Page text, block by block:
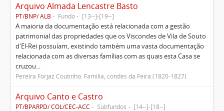
Arquivo Almada Lencastre Basto
PT/BNP/ ALB Fundo [13--]-[19--]
A maioria da documentação está relacionada com a gestão
patrimonial das propriedades que os Viscondes de Vila de Souto
d'El-Rei possuíam, existindo também uma vasta documentação
relacionada com as diversas famílias com as quais esta Casa se
cruzou...
Pereira Forjaz Coutinho. Família, condes da Feira (1820-1827)
Arquivo Canto e Castro
PT/BPARPD/ COL/CEC-ACC Subfundos [14--]-[18--]